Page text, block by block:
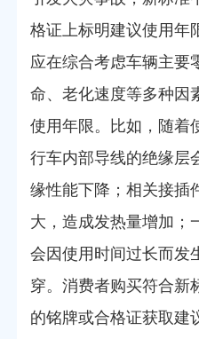
格证上标明建议使用年
应在综合考虑车辆主要
命、老化速度等多种因
使用年限。比如，随着
行车内部导线的绝缘层
缘性能下降；相关接插
大，造成发热量增加；
会因使用时间过长而发
穿。消费者购买符合新
的铭牌或合格证获取建